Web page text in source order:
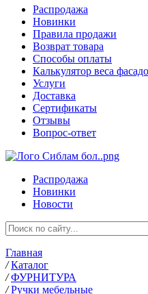
Распродажа
Новинки
Правила продажи
Возврат товара
Способы оплаты
Калькулятор веса
Услуги
Доставка
Сертификаты
Отзывы
Вопрос-ответ
Распродажа
Новинки
Новости
Главная
/ Каталог
/ ФУРНИТУРА
/ Ручки мебельные